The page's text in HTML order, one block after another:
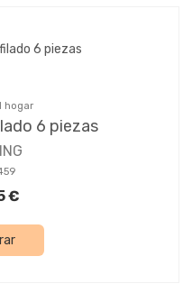
hogar
6 piezas
€